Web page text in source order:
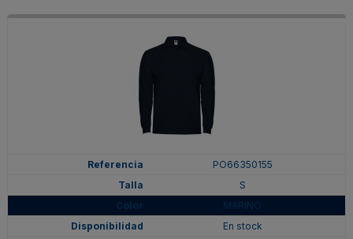
PO66350155
S
MARINO
En stock